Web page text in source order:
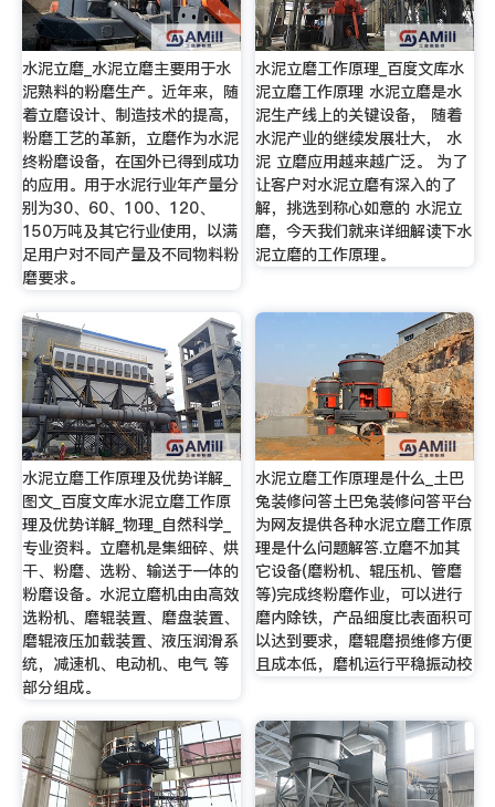
水泥立磨_水泥立磨主要用于水
泥熟料的粉磨生产。近年来，随
着立磨设计、制造技术的提高，
粉磨工艺的革新，立磨作为水泥
终粉磨设备，在国外已得到成功
的应用。用于水泥行业年产量分
别为30、60、100、120、
150万吨及其它行业使用，以满
足用户对不同产量及不同物料粉
磨要求。
水泥立磨工作原理_百度文库水
泥立磨工作原理 水泥立磨是水
泥生产线上的关键设备， 随着
水泥产业的继续发展壮大， 水
泥 立磨应用越来越广泛。 为了
让客户对水泥立磨有深入的了
解，挑选到称心如意的 水泥立
磨，今天我们就来详细解读下水
泥立磨的工作原理。
水泥立磨工作原理及优势详解_
图文_百度文库水泥立磨工作原
理及优势详解_物理_自然科学_
专业资料。立磨机是集细碎、烘
干、粉磨、选粉、输送于一体的
粉磨设备。水泥立磨机由由高效
选粉机、磨辊装置、磨盘装置、
磨辊液压加载装置、液压润滑系
统，减速机、电动机、电气 等
部分组成。
水泥立磨工作原理是什么_土巴
兔装修问答土巴兔装修问答平台
为网友提供各种水泥立磨工作原
理是什么问题解答.立磨不加其
它设备(磨粉机、辊压机、管磨
等)完成终粉磨作业，可以进行
磨内除铁，产品细度比表面积可
以达到要求，磨辊磨损维修方便
且成本低，磨机运行平稳振动校